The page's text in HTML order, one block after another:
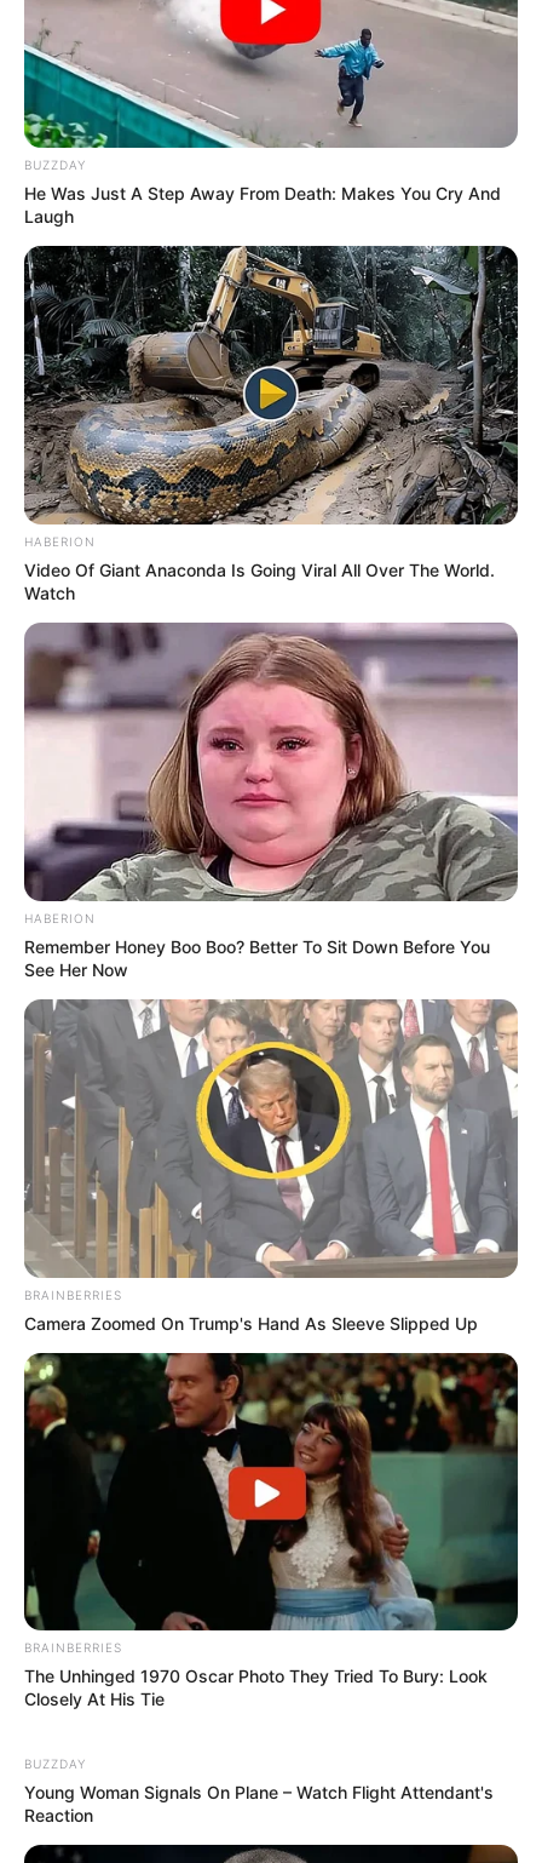
BUZZDAY
He Was Just A Step Away From Death: Makes You Cry And
Laugh
HABERION
Video Of Giant Anaconda Is Going Viral All Over The World.
Watch
HABERION
Remember Honey Boo Boo? Better To Sit Down Before You
See Her Now
BRAINBERRIES
Camera Zoomed On Trump's Hand As Sleeve Slipped Up
BRAINBERRIES
The Unhinged 1970 Oscar Photo They Tried To Bury: Look
Closely At His Tie
BUZZDAY
Young Woman Signals On Plane – Watch Flight Attendant's
Reaction